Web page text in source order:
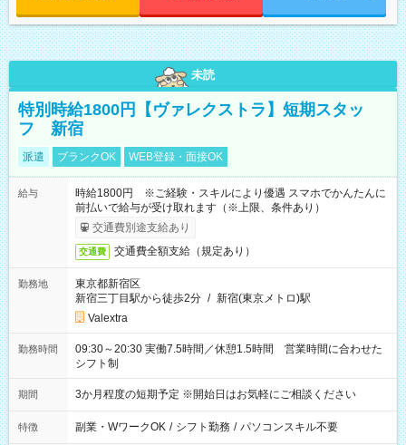
未読
特別時給1800円【ヴァレクストラ】短期スタッ
フ 新宿
派遣 ブランクOK WEB登録・面接OK
給与
時給1800円 ※ご経験・スキルにより優遇 スマホでかんたんに
前払いで給与が受け取れます（※上限、条件あり）
交通費別途支給あり
交通費 交通費全額支給（規定あり）
勤務地
東京都新宿区
新宿三丁目駅から徒歩2分 / 新宿(東京メトロ)駅
Valextra
勤務時間
09:30～20:30 実働7.5時間／休憩1.5時間 営業時間に合わせた
シフト制
期間 3か月程度の短期予定 ※開始日はお気軽にご相談ください
特徴 副業・WワークOK / シフト勤務 / パソコンスキル不要